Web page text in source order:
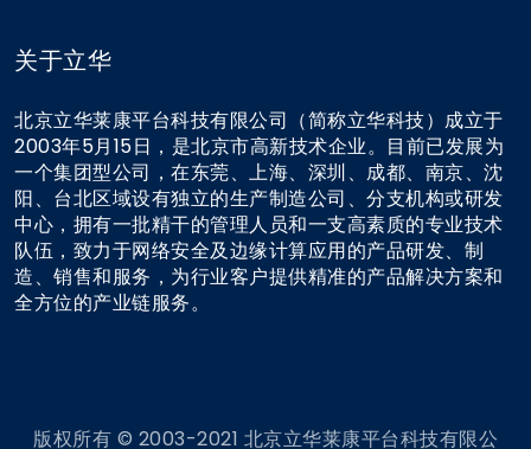
关于立华
北京立华莱康平台科技有限公司（简称立华科技）成立于
2003年5月15日，是北京市高新技术企业。目前已发展为
一个集团型公司，在东莞、上海、深圳、成都、南京、沈
阳、台北区域设有独立的生产制造公司、分支机构或研发
中心，拥有一批精干的管理人员和一支高素质的专业技术
队伍，致力于网络安全及边缘计算应用的产品研发、制
造、销售和服务，为行业客户提供精准的产品解决方案和
全方位的产业链服务。
版权所有 © 2003-2021 北京立华莱康平台科技有限公